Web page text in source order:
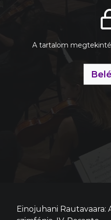
A tartalom
Einojuhani Rautavaara: